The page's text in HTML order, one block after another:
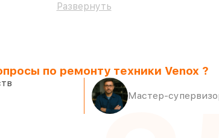
клиента
остальные приходят
Развернуть
по ремонту техники Venox ?
Мастер-